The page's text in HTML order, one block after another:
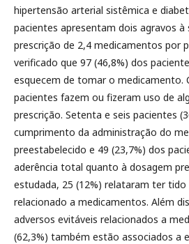
hipertensão arterial sistêmica e
pacientes apresentam dois agravos
prescrição de 2,4 medicamentos por
verificado que 97 (46,8%) dos
esquecem de tomar o medicamento.
pacientes fazem ou fizeram uso de
prescrição. Setenta e seis pacientes
cumprimento da administração do
preestabelecido e 49 (23,7%) dos
aderência total quanto à dosagem
estudada, 25 (12%) relataram ter
relacionado a medicamentos. Além
adversos evitáveis relacionados a
(62,3%) também estão associados a